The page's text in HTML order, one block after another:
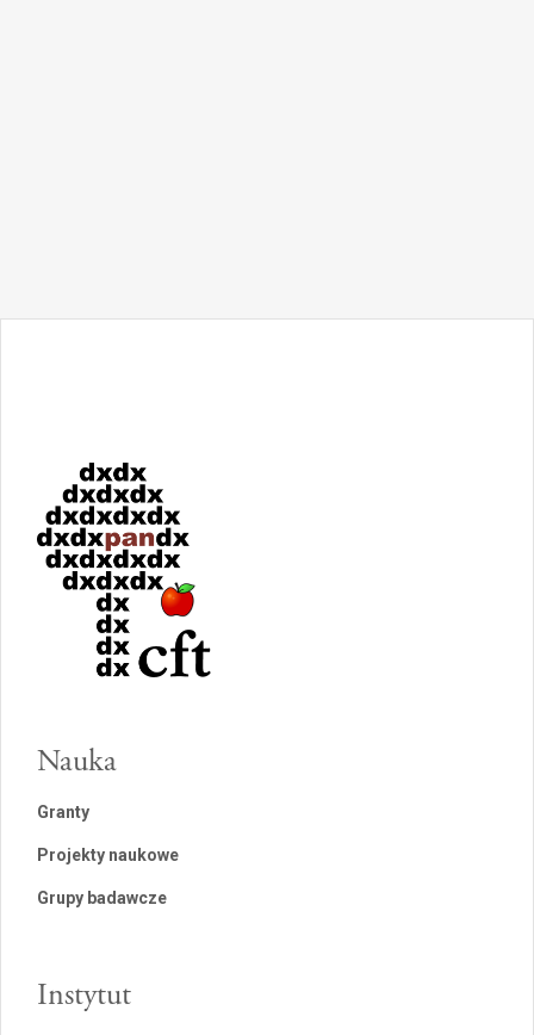
Nauka
Granty
Projekty naukowe
Grupy badawcze
Instytut